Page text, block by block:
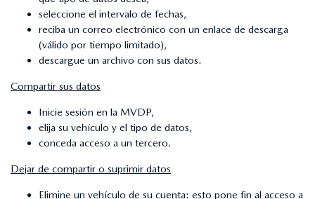
seleccione el intervalo de fechas,
reciba un correo electrónico con un enlace de descarga
(válido por tiempo limitado),
descargue un archivo con sus datos.
Compartir sus datos
Inicie sesión en la MVDP,
elija su vehículo y el tipo de datos,
conceda acceso a un tercero.
Dejar de compartir o suprimir datos
Elimine un vehículo de su cuenta: esto pone fin al acceso a